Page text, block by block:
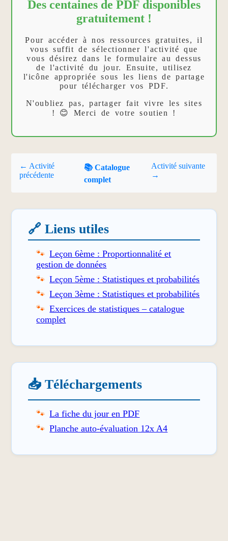
Des centaines de PDF disponibles
gratuitement !
Pour accéder à nos ressources gratuites, il
vous suffit de sélectionner l'activité que
vous désirez dans le formulaire au dessus
de l'activité du jour. Ensuite, utilisez
l'icône appropriée sous les liens de partage
pour télécharger vos PDF.
N'oubliez pas, partager fait vivre les sites
! 😊 Merci de votre soutien !
← Activité
précédente
📚 Catalogue
complet
Activité suivante
→
🔗 Liens utiles
Leçon 6ème : Proportionnalité et
gestion de données
Leçon 5ème : Statistiques et probabilités
Leçon 3ème : Statistiques et probabilités
Exercices de statistiques – catalogue
complet
📥 Téléchargements
La fiche du jour en PDF
Planche auto-évaluation 12x A4